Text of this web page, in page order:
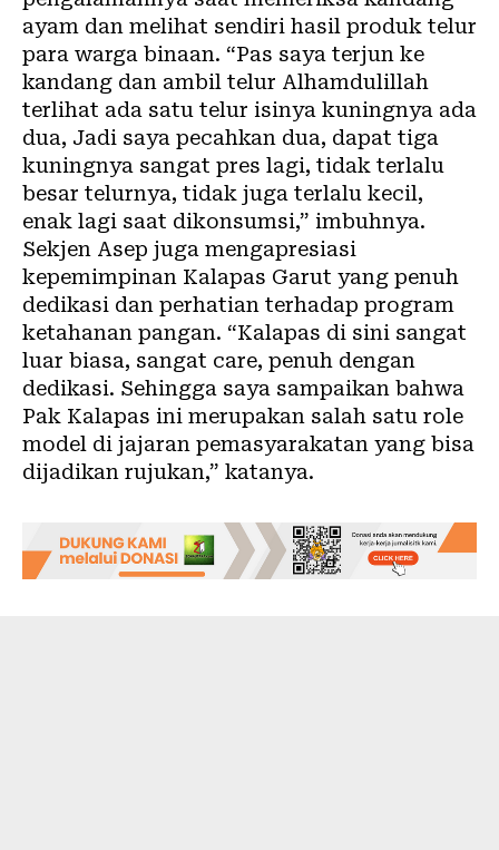
ayam dan melihat sendiri hasil produk telur
para warga binaan. “Pas saya terjun ke
kandang dan ambil telur Alhamdulillah
terlihat ada satu telur isinya kuningnya ada
dua, Jadi saya pecahkan dua, dapat tiga
kuningnya sangat pres lagi, tidak terlalu
besar telurnya, tidak juga terlalu kecil,
enak lagi saat dikonsumsi,” imbuhnya.
Sekjen Asep juga mengapresiasi
kepemimpinan Kalapas Garut yang penuh
dedikasi dan perhatian terhadap program
ketahanan pangan. “Kalapas di sini sangat
luar biasa, sangat care, penuh dengan
dedikasi. Sehingga saya sampaikan bahwa
Pak Kalapas ini merupakan salah satu role
model di jajaran pemasyarakatan yang bisa
dijadikan rujukan,” katanya.